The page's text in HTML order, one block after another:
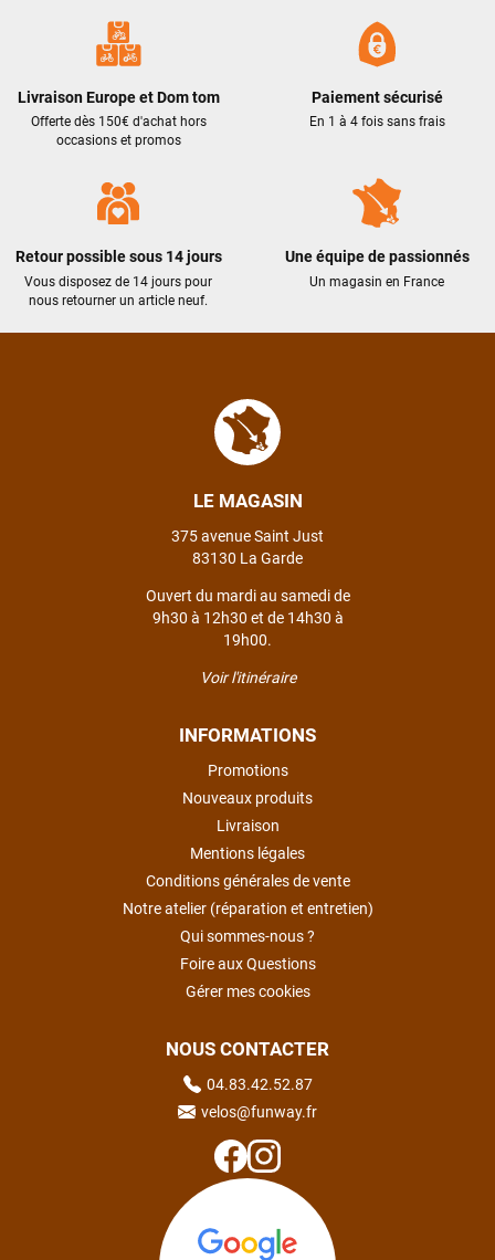
Livraison Europe et Dom tom
Offerte dès 150€ d'achat hors
occasions et promos
Paiement sécurisé
En 1 à 4 fois sans frais
Retour possible sous 14 jours
Vous disposez de 14 jours pour
nous retourner un article neuf.
Une équipe de passionnés
Un magasin en France
LE MAGASIN
375 avenue Saint Just
83130 La Garde
Ouvert du mardi au samedi de
9h30 à 12h30 et de 14h30 à
19h00.
Voir l'itinéraire
INFORMATIONS
Promotions
Nouveaux produits
Livraison
Mentions légales
Conditions générales de vente
Notre atelier (réparation et entretien)
Qui sommes-nous ?
Foire aux Questions
Gérer mes cookies
NOUS CONTACTER
04.83.42.52.87
velos@funway.fr